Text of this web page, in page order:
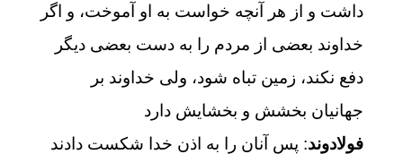
داشت و از هر آنچه خواست به او آموخت، و اگر
خداوند بعضى از مردم را به دست بعضى ديگر
دفع نكند، زمين تباه شود، ولى خداوند بر
جهانيان بخشش و بخشايش دارد
فولادوند: پس آنان را به اذن خدا شكست دادند